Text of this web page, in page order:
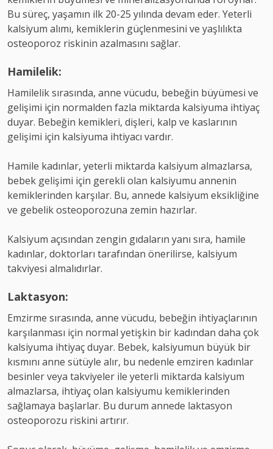
Bu süreç, yaşamın ilk 20-25 yılında devam eder. Yeterli
kalsiyum alımı, kemiklerin güçlenmesini ve yaşlılıkta
osteoporoz riskinin azalmasını sağlar.
Hamilelik:
Hamilelik sırasında, anne vücudu, bebeğin büyümesi ve
gelişimi için normalden fazla miktarda kalsiyuma ihtiyaç
duyar. Bebeğin kemikleri, dişleri, kalp ve kaslarının
gelişimi için kalsiyuma ihtiyacı vardır.
Hamile kadınlar, yeterli miktarda kalsiyum almazlarsa,
bebek gelişimi için gerekli olan kalsiyumu annenin
kemiklerinden karşılar. Bu, annede kalsiyum eksikliğine
ve gebelik osteoporozuna zemin hazırlar.
Kalsiyum açısından zengin gıdaların yanı sıra, hamile
kadınlar, doktorları tarafından önerilirse, kalsiyum
takviyesi almalıdırlar.
Laktasyon:
Emzirme sırasında, anne vücudu, bebeğin ihtiyaçlarının
karşılanması için normal yetişkin bir kadından daha çok
kalsiyuma ihtiyaç duyar. Bebek, kalsiyumun büyük bir
kısmını anne sütüyle alır, bu nedenle emziren kadınlar
besinler veya takviyeler ile yeterli miktarda kalsiyum
almazlarsa, ihtiyaç olan kalsiyumu kemiklerinden
sağlamaya başlarlar. Bu durum annede laktasyon
osteoporozu riskini artırır.